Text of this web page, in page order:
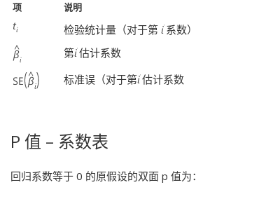
项 说明
检验统计量（对于第 系数）
第 估计系数
标准误（对于第 估计系数
P 值 – 系数表
回归系数等于 0 的原假设的双面 p 值为：